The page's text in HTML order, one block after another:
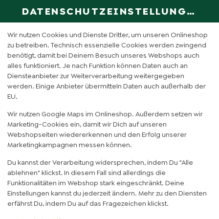
DATENSCHUTZEINSTELLUNGEN
Wir nutzen Cookies und Dienste Dritter, um unseren Onlineshop
zu betreiben. Technisch essenzielle Cookies werden zwingend
benötigt, damit bei Deinem Besuch unseres Webshops auch
alles funktioniert. Je nach Funktion können Daten auch an
Diensteanbieter zur Weiterverarbeitung weitergegeben
werden. Einige Anbieter übermitteln Daten auch außerhalb der
EU.
Wir nutzen Google Maps im Onlineshop. Außerdem setzen wir
Marketing-Cookies ein, damit wir Dich auf unseren
Webshopseiten wiedererkennen und den Erfolg unserer
Marketingkampagnen messen können.
Du kannst der Verarbeitung widersprechen, indem Du "Alle
ablehnen" klickst. In diesem Fall sind allerdings die
Funktionalitäten im Webshop stark eingeschränkt. Deine
Einstellungen kannst du jederzeit ändern. Mehr zu den Diensten
erfährst Du, indem Du auf das Fragezeichen klickst.
DE
DSCHUNGELZAUBER (GROSS)